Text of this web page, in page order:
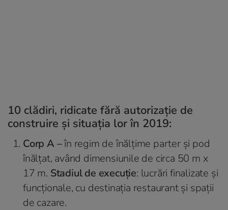
10 clădiri, ridicate fără autorizație de
construire și situația lor în 2019:
Corp A –în regim de înălțime parter și pod
înălțat, având dimensiunile de circa 50 m x
17 m. Stadiul de execuție: lucrări finalizate și
funcționale, cu destinația restaurant și spații
de cazare.